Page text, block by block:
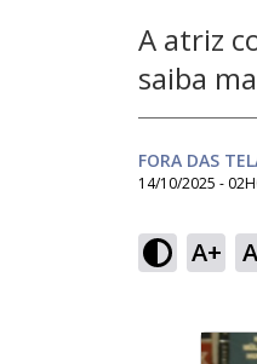
A atriz
saiba
FORA DAS
14/10/2025 -
A+